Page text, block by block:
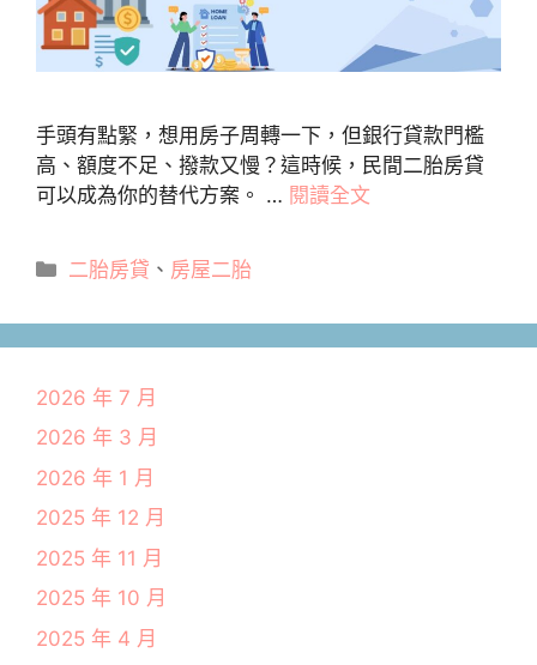
手頭有點緊，想用房子周轉一下，但銀行貸款門檻
高、額度不足、撥款又慢？這時候，民間二胎房貸
可以成為你的替代方案。 … 閱讀全文
分
二胎房貸 、 房屋二胎
2026 年 7 月
2026 年 3 月
2026 年 1 月
2025 年 12 月
2025 年 11 月
2025 年 10 月
2025 年 4 月